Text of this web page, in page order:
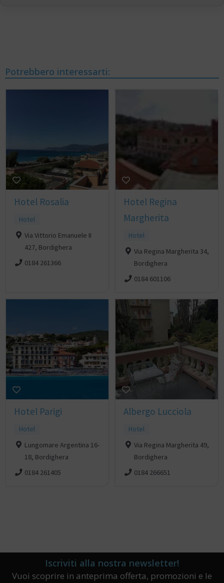
Potrebbero interessarti:
Hotel Rosalia
Hotel
Via Vittorio Emanuele II
427, Bordighera
0184 261366
Hotel Regina
Margherita
Hotel
Via Regina Margherita 34,
Bordighera
0184 601106
Hotel Parigi
Hotel
Lungomare Argentina 16-
18, Bordighera
0184 261405
Albergo Lucciola
Hotel
Via Regina Margherita 49,
Bordighera
0184 266651
Iscriviti alla nostra newsletter!
Vuoi scoprire in anteprima offerta, promozioni e le